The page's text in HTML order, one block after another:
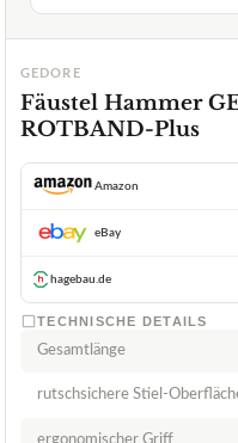
GEDORE
Fäustel Hammer
ROTBAND-Plus
Amazon
eBay
hagebau.de
TECHNISCHE DETAILS
Gesamtlänge
rutschsichere Stiel-